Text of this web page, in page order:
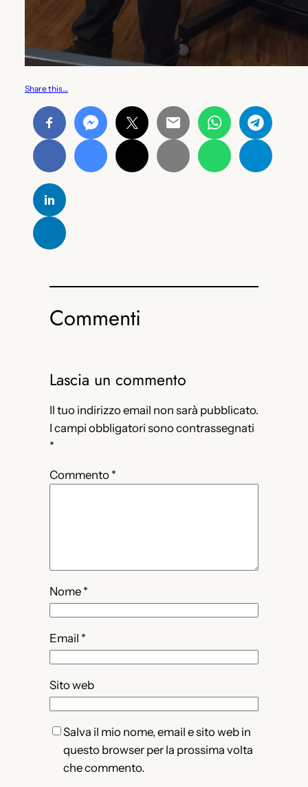
Share this…
Commenti
Lascia un commento
Il tuo indirizzo email non sarà pubblicato.
I campi obbligatori sono contrassegnati
*
Commento *
Nome *
Email *
Sito web
Salva il mio nome, email e sito web in
questo browser per la prossima volta
che commento.